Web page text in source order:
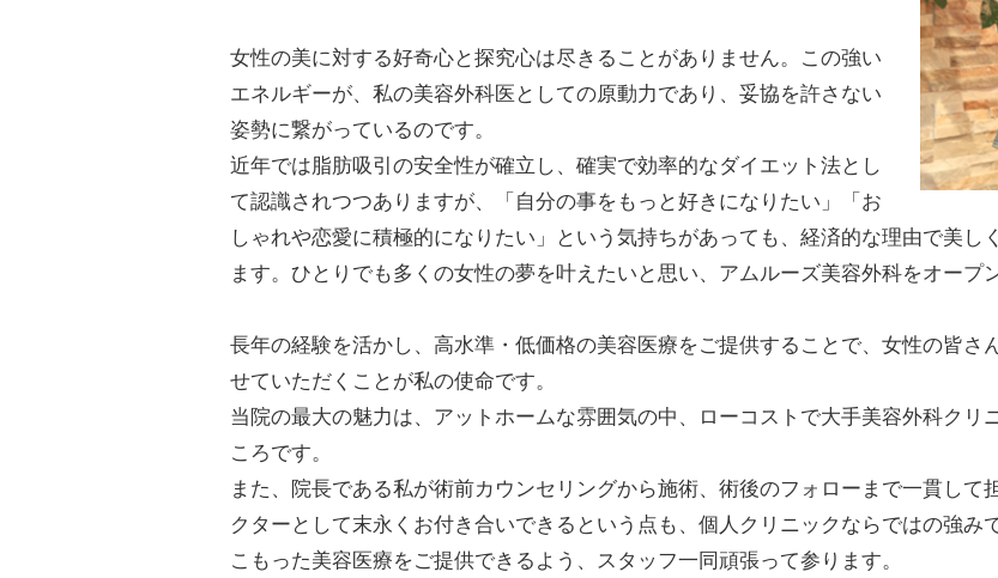
女性の美に対する好奇心と探究心は尽きることがありません。この強い
エネルギーが、私の美容外科医としての原動力であり、妥協を許さない
姿勢に繋がっているのです。
近年では脂肪吸引の安全性が確立し、確実で効率的なダイエット法とし
て認識されつつありますが、「自分の事をもっと好きになりたい」「お
しゃれや恋愛に積極的になりたい」という気持ちがあっても、経済的な理由で美し
ます。ひとりでも多くの女性の夢を叶えたいと思い、アムルーズ美容外科をオープ
長年の経験を活かし、高水準・低価格の美容医療をご提供することで、女性の皆さ
せていただくことが私の使命です。
当院の最大の魅力は、アットホームな雰囲気の中、ローコストで大手美容外科クリ
ころです。
また、院長である私が術前カウンセリングから施術、術後のフォローまで一貫して
クターとして末永くお付き合いできるという点も、個人クリニックならではの強み
こもった美容医療をご提供できるよう、スタッフ一同頑張って参ります。